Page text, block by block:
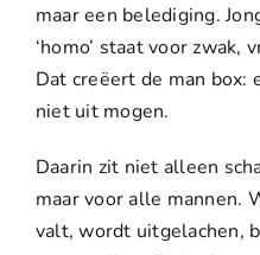
maar een belediging.
‘homo’ staat voor zwak,
Dat creëert de man box:
niet uit mogen.
Daarin zit niet alleen
maar voor alle mannen.
valt, wordt uitgelachen,